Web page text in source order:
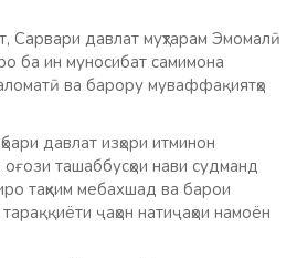
Сарвари давлат муҳтарам Эмомалӣ
ба ин муносибат самимона
ва барору муваффақиятҳо
давлат изҳори итминон
ташаббусҳои нави судманд
таҳким мебахшад ва барои
ҷаҳон натиҷаҳои намоён